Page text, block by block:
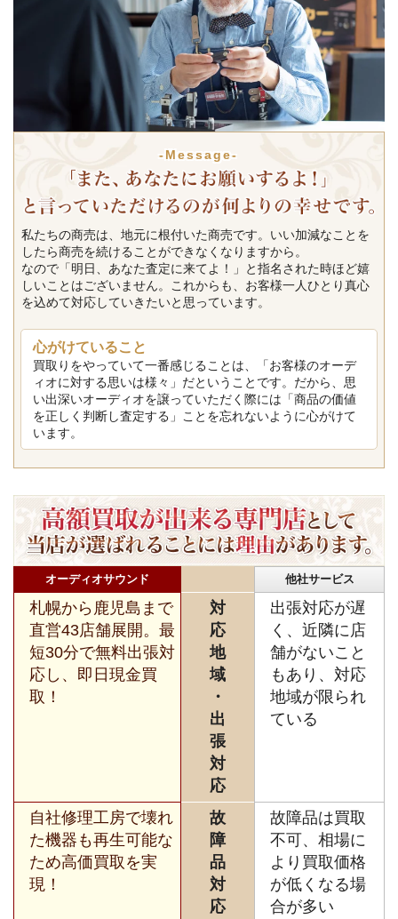
-Message-
私たちの商売は、地元に根付いた商売です。いい加減なことを
したら商売を続けることができなくなりますから。
なので「明日、あなた査定に来てよ！」と指名された時ほど嬉
しいことはございません。これからも、お客様一人ひとり真心
を込めて対応していきたいと思っています。
心がけていること
買取りをやっていて一番感じることは、「お客様のオーデ
ィオに対する思いは様々」だということです。だから、思
い出深いオーディオを譲っていただく際には「商品の価値
を正しく判断し査定する」ことを忘れないように心がけて
います。
オーディオサウンド 他社サービス
札幌から鹿児島まで
直営43店舗展開。最
短30分で無料出張対
応し、即日現金買
取！
対
応
地
域
・
出
張
対
応
出張対応が遅
く、近隣に店
舗がないこと
もあり、対応
地域が限られ
ている
自社修理工房で壊れ
た機器も再生可能な
ため高価買取を実
現！
故
障
品
対
応
故障品は買取
不可、相場に
より買取価格
が低くなる場
合が多い